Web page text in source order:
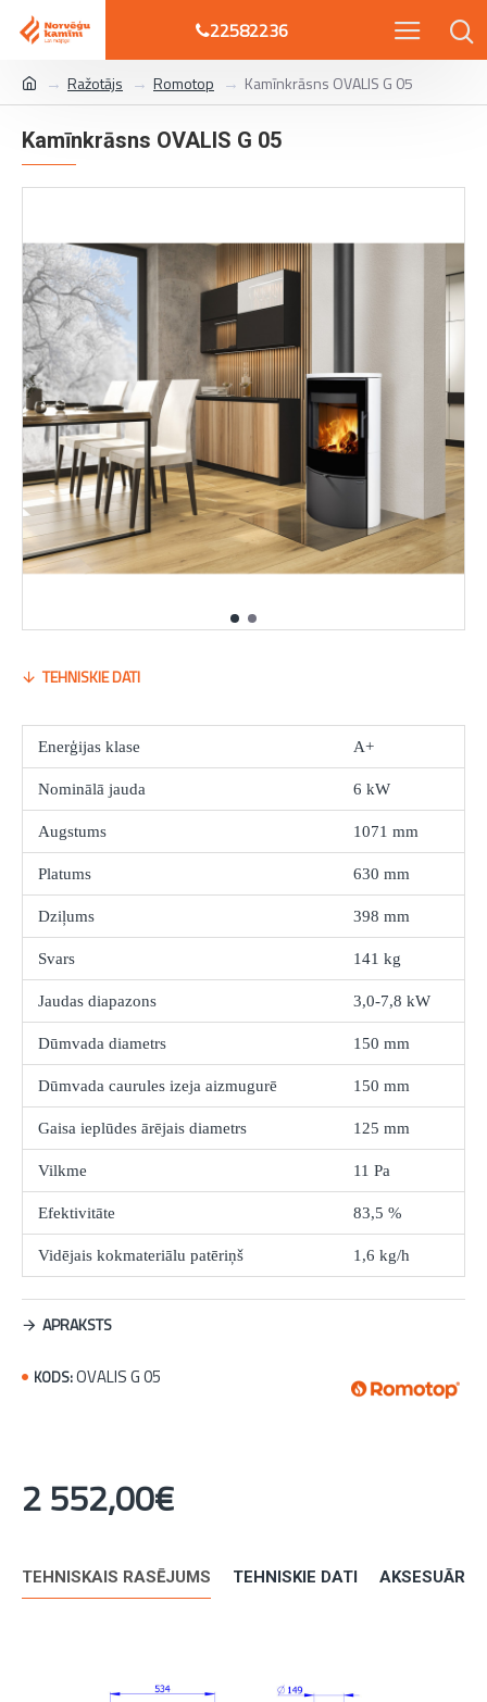
22582236
Ražotājs Romotop Kamīnkrāsns OVALIS G 05
Kamīnkrāsns OVALIS G 05
TEHNISKIE DATI
Enerģijas klase A+
Nominālā jauda 6 kW
Augstums 1071 mm
Platums 630 mm
Dziļums 398 mm
Svars 141 kg
Jaudas diapazons 3,0-7,8 kW
Dūmvada diametrs 150 mm
Dūmvada caurules izeja aizmugurē 150 mm
Gaisa ieplūdes ārējais diametrs 125 mm
Vilkme 11 Pa
Efektivitāte 83,5 %
Vidējais kokmateriālu patēriņš 1,6 kg/h
APRAKSTS
KODS:OVALIS G 05
2 552,00€
TEHNISKAIS RASĒJUMS TEHNISKIE DATI AKSESUĀRI